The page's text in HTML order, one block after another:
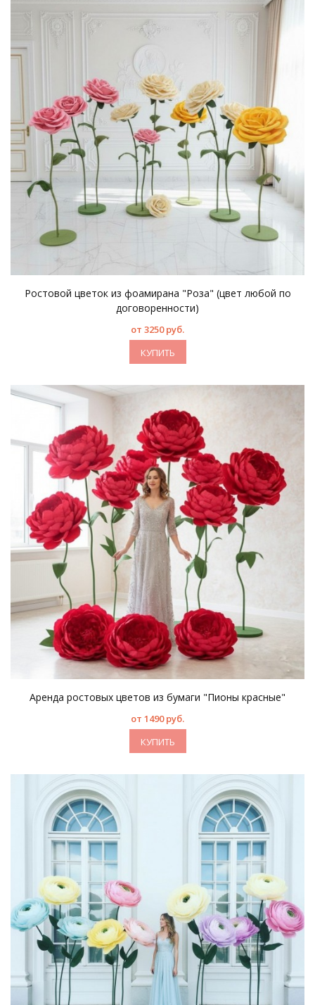
Ростовой цветок из фоамирана "Роза" (цвет любой по
договоренности)
от 3250 руб.
КУПИТЬ
Аренда ростовых цветов из бумаги "Пионы красные"
от 1490 руб.
КУПИТЬ